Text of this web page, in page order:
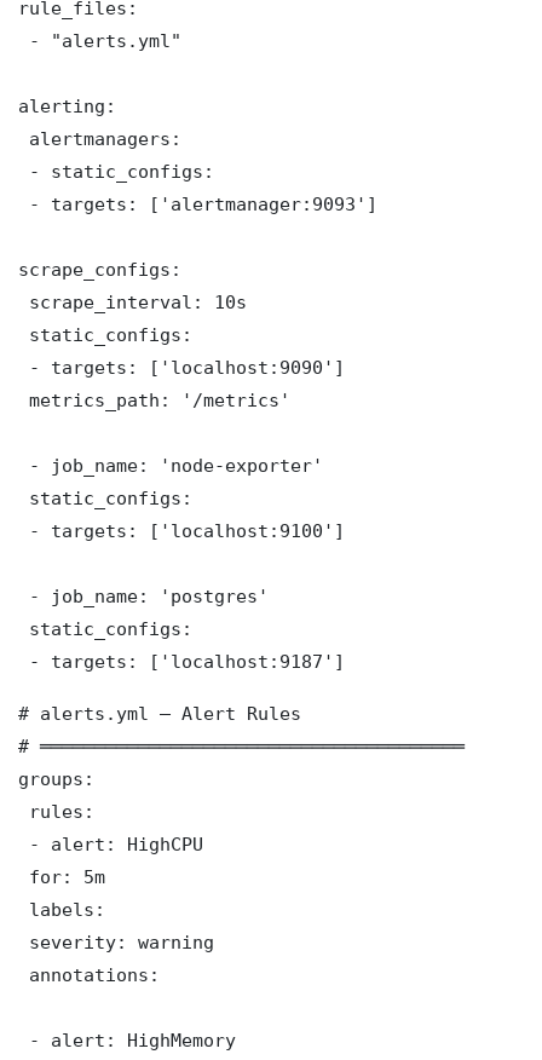
rule_files:
- "alerts.yml"
alerting:
alertmanagers:
- static_configs:
- targets: ['alertmanager:9093']
scrape_configs:
scrape_interval: 10s
static_configs:
- targets: ['localhost:9090']
metrics_path: '/metrics'
- job_name: 'node-exporter'
static_configs:
- targets: ['localhost:9100']
- job_name: 'postgres'
static_configs:
- targets: ['localhost:9187']
# alerts.yml — Alert Rules
# ═══════════════════════════════════════
groups:
rules:
- alert: HighCPU
for: 5m
labels:
severity: warning
annotations:
- alert: HighMemory